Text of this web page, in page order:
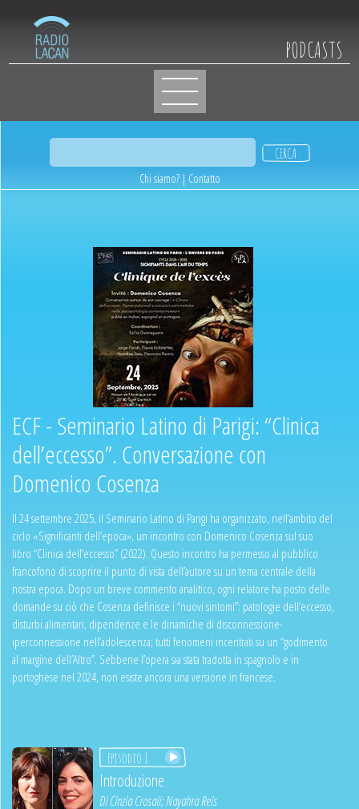
PODCASTS
Chi siamo? | Contatto
ECF - Seminario Latino di Parigi: “Clinica
dell’eccesso”. Conversazione con
Domenico Cosenza
Il 24 settembre 2025, il Seminario Latino di Parigi ha organizzato, nell’ambito del
ciclo «Significanti dell’epoca», un incontro con Domenico Cosenza sul suo
libro “Clinica dell’eccesso” (2022). Questo incontro ha permesso al pubblico
francofono di scoprire il punto di vista dell’autore su un tema centrale della
nostra epoca. Dopo un breve commento analitico, ogni relatore ha posto delle
domande su ciò che Cosenza definisce i “nuovi sintomi”: patologie dell’eccesso,
disturbi alimentari, dipendenze e le dinamiche di disconnessione-
iperconnessione nell’adolescenza; tutti fenomeni incentrati su un “godimento
al margine dell’Altro”. Sebbene l’opera sia stata tradotta in spagnolo e in
portoghese nel 2024, non esiste ancora una versione in francese.
Episodio 1
Introduzione
DiCinzia Crosali;Nayahra Reis